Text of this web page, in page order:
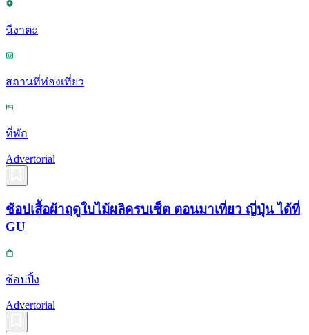
นีงาตะ
สถานที่ท่องเที่ยว
ที่พัก
Advertorial
ช้อปเสื้อผ้าฤดูใบไม้ผลิครบเซ็ต ตอนมาเที่ยว ญี่ปุ่น ได้ที่
GU
ช้อปปิ้ง
Advertorial